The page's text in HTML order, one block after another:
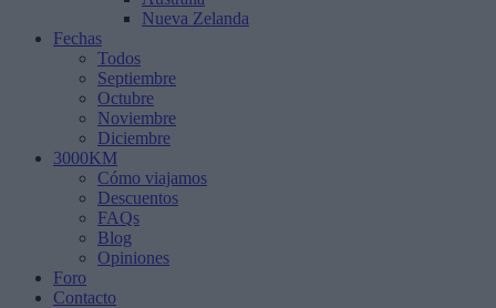
Nueva Zelanda
Fechas
Todos
Septiembre
Octubre
Noviembre
Diciembre
3000KM
Cómo viajamos
Descuentos
FAQs
Blog
Opiniones
Foro
Contacto